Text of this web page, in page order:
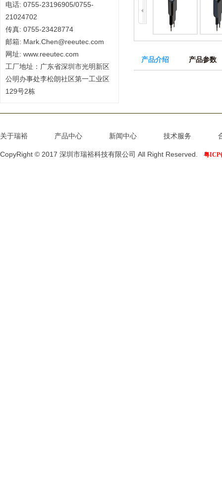
电话: 0755-23196905/0755-
21024702
传真: 0755-23428774
邮箱: Mark.Chen@reeutec.com
网址: www.reeutec.com
工厂地址：广东省深圳市光明新区
公明办事处李松朗社区第一工业区
129号2栋
产品介绍 产品参数
关于瑞裕 产品中心 新闻中心 技术服务
CopyRight © 2017 深圳市瑞裕科技有限公司 All Right Reserved. 粤ICP